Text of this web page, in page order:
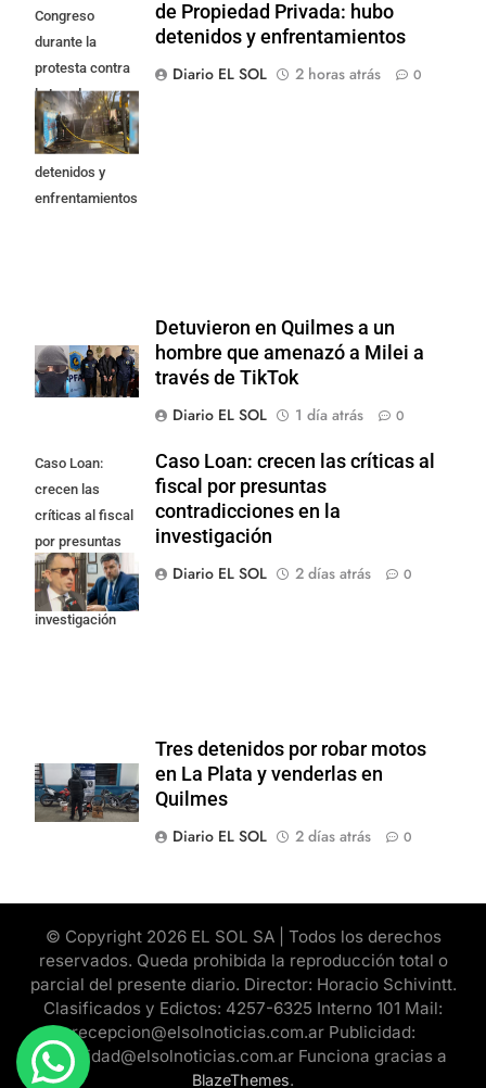
Congreso
durante la
protesta contra
la Ley de
Propiedad
Privada: hubo
detenidos y
enfrentamientos
de Propiedad Privada: hubo
detenidos y enfrentamientos
Diario EL SOL
2 horas atrás 0
Detuvieron en Quilmes a un
hombre que amenazó a Milei a
través de TikTok
Diario EL SOL
1 día atrás 0
Caso Loan:
crecen las
críticas al fiscal
por presuntas
contradicciones
en la
investigación
Caso Loan: crecen las críticas al
fiscal por presuntas
contradicciones en la
investigación
Diario EL SOL
2 días atrás 0
Tres detenidos por robar motos
en La Plata y venderlas en
Quilmes
Diario EL SOL
2 días atrás 0
© Copyright 2026 EL SOL SA | Todos los derechos
reservados. Queda prohibida la reproducción total o
parcial del presente diario. Director: Horacio Schivintt.
Clasificados y Edictos: 4257-6325 Interno 101 Mail:
recepcion@elsolnoticias.com.ar Publicidad:
publicidad@elsolnoticias.com.ar Funciona gracias a
BlazeThemes.